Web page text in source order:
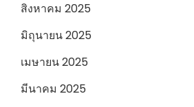
สิงหาคม 2025
มิถุนายน 2025
เมษายน 2025
มีนาคม 2025